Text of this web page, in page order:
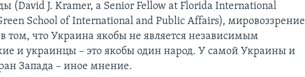
(David J. Kramer, a Senior Fellow at Florida International
School of International and Public Affairs), мировоззрение
том, что Украина якобы не является независимым
и украинцы – это якобы один народ. У самой Украины и
Запада – иное мнение.